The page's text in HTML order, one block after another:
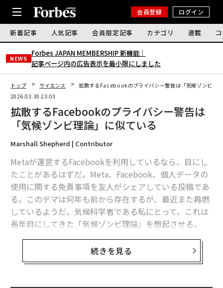
会員登録 ログイン
新着記事 人気記事 会員限定記事 カテゴリ 連載
NEWS
Forbes JAPAN MEMBERSHIP 新機能｜
記事ページ内の広告表示を最小限にしました
トップ サイエンス
拡散するFacebookのプライバシー警告は「気候ゾンビ理
2026.03.30 23:03
拡散するFacebookのプライバシー警告は
「気候ゾンビ理論」に似ている
Marshall Shepherd | Contributor
Metaが運営するFacebookを利用しているなら、目にし
たことがあるはずだ。Meta、Facebook、個人データの
使用に関する免責事項を友人がシェアしている投稿であ
る。このデマは何年も前から存在するが、最近また再燃
しているようだ。気候科学者である私にとって、これは
長年目にしてきた「気候ゾンビ理論」を想起させる。
「Facebookは再び、MetaやAIに個人データを使用する
続きを見る